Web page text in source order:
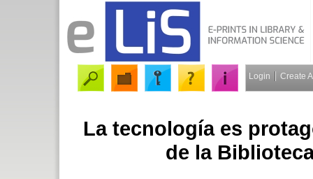
Login Create
La tecnología es
de la